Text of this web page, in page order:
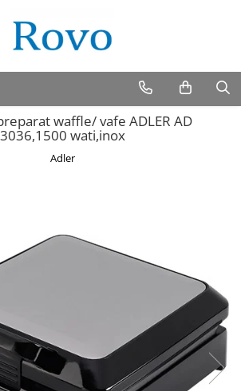
waffle/ vafe ADLER AD
3036,1500 wati,inox
Adler